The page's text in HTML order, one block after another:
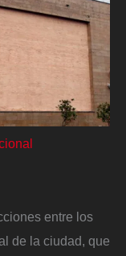
entre los
de la ciudad, que